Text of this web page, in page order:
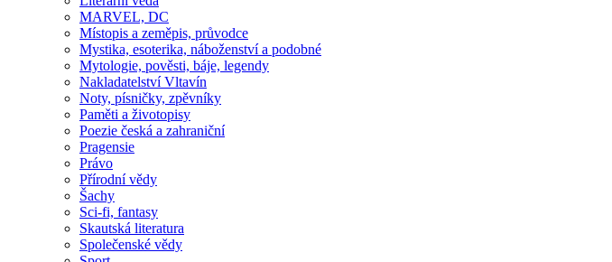
MARVEL, DC
Místopis a zeměpis, průvodce
Mystika, esoterika, náboženství a podobné
Mytologie, pověsti, báje, legendy
Nakladatelství Vltavín
Noty, písničky, zpěvníky
Paměti a životopisy
Poezie česká a zahraniční
Pragensie
Právo
Přírodní vědy
Šachy
Sci-fi, fantasy
Skautská literatura
Společenské vědy